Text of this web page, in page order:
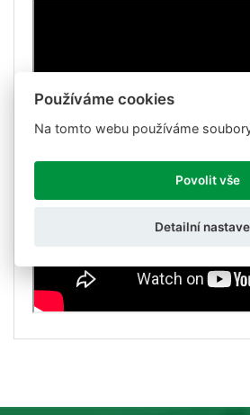
Používáme cookies
Na tomto webu používáme
Povolit vše
Detailní